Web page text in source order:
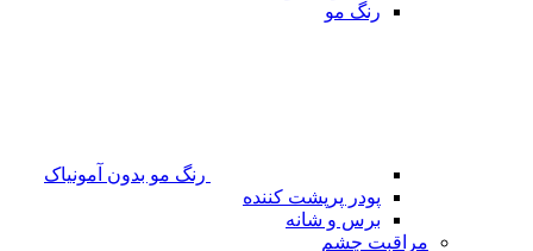
رنگ مو
رنگ مو بدون آمونیاک
پودر پرپشت کننده
برس و شانه
مراقبت چشم